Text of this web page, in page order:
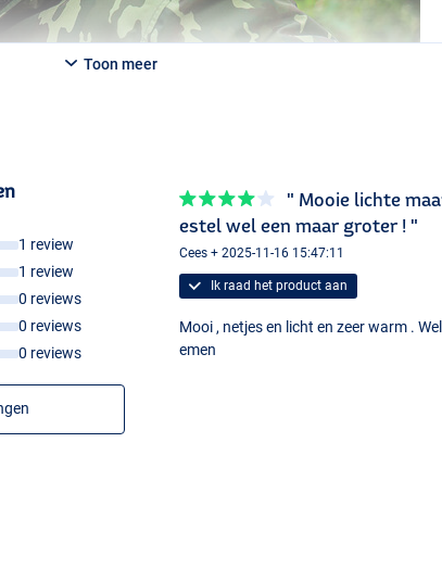
Toon meer
1 review
1 review
0 reviews
0 reviews
0 reviews
" Mooie lichte
estel wel een maar groter ! "
Cees + 2025-11-16 15:47:11
Ik raad het product aan
Mooi , netjes en licht en zeer warm .
emen